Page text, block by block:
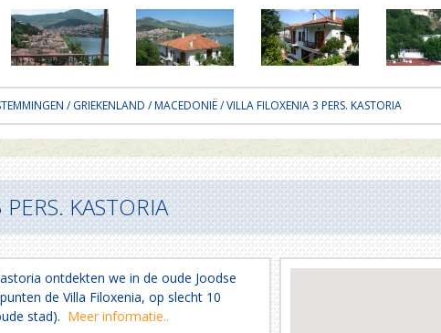
/GRIEKENLAND /MACEDONIË/ VILLA FILOXENIA 3 PERS. KASTORIA
KASTORIA
ontdekten we in de oude Joodse
de Villa Filoxenia, op slecht 10
stad). Meer informatie..